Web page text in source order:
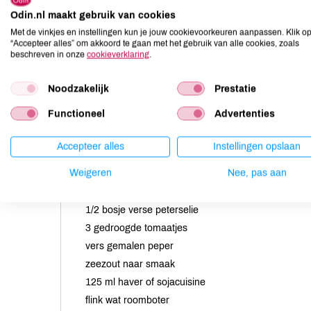
200 g champignons
200 g knolvenkel
1/2 bosje verse peterselie
3 gedroogde tomaatjes
vers gemalen peper
zeezout naar smaak
125 ml haver of sojacuisine
flink wat roomboter
Odin.nl maakt gebruik van cookies
Met de vinkjes en instellingen kun je jouw cookievoorkeuren aanpassen. Klik op
“Accepteer alles” om akkoord te gaan met het gebruik van alle cookies, zoals
beschreven in onze cookieverklaring.
Noodzakelijk Prestatie
Functioneel Advertenties
Accepteer alles Instellingen opslaan
Weigeren Nee, pas aan